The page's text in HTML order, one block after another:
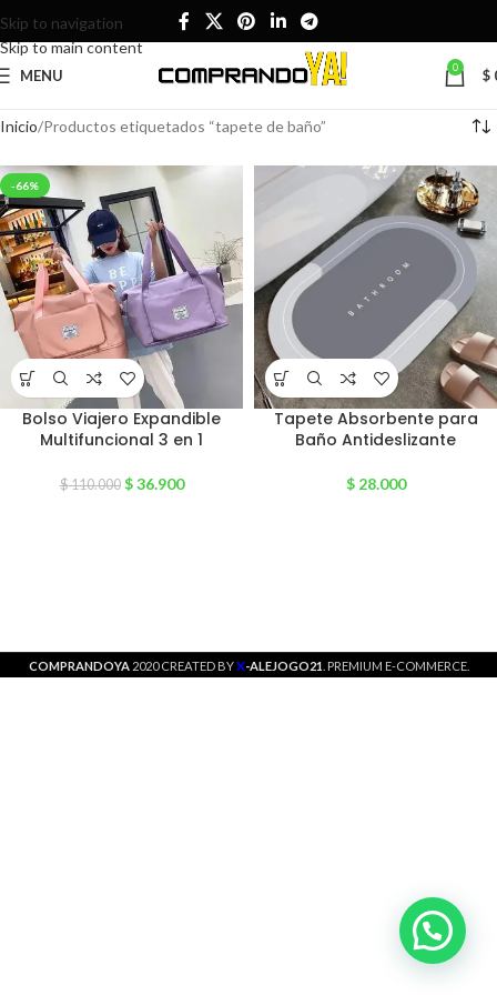
Skip to navigation
Skip to main content
MENU 0 $
Inicio Productos etiquetados “tapete de baño”
-66%
Bolso Viajero Expandible
Multifuncional 3 en 1
$110.000 $36.900
Tapete Absorbente para
Baño Antideslizante
$28.000
COMPRANDOYA 2020 CREATED BYX-ALEJOGO21 . PREMIUM E-COMMERCE.